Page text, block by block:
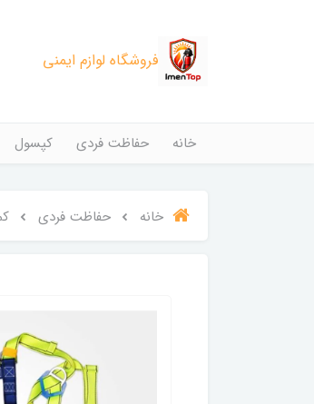
فروشگاه لوازم ایمنی
خانه حفاظت فردی کپسول
خانه حفاظت فردی